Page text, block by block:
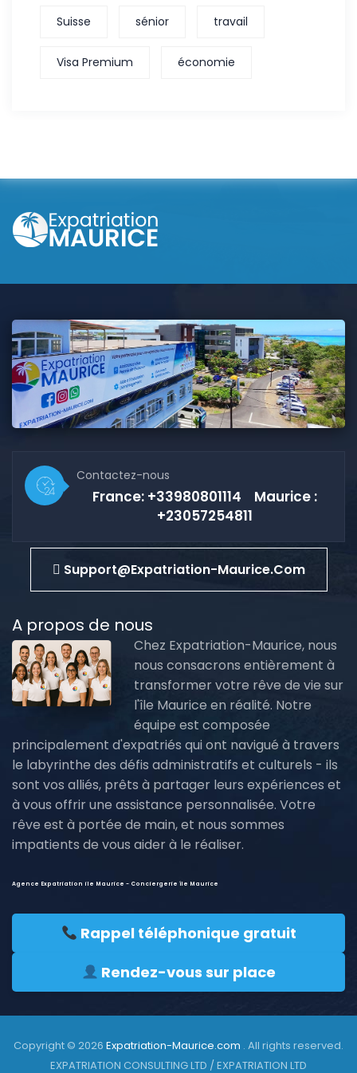
Suisse sénior travail
Visa Premium économie
Contactez-nous
France: +33980801114 Maurice :
+23057254811
Support@expatriation-Maurice.com
A propos de nous
Chez Expatriation-Maurice, nous
nous consacrons entièrement à
transformer votre rêve de vie sur
l'île Maurice en réalité. Notre
équipe est composée
principalement d'expatriés qui ont navigué à travers
le labyrinthe des défis administratifs et culturels - ils
sont vos alliés, prêts à partager leurs expériences et
à vous offrir une assistance personnalisée. Votre
rêve est à portée de main, et nous sommes
impatients de vous aider à le réaliser.
Agence Expatriation ile Maurice - Conciergerie île Maurice
Rappel téléphonique gratuit
Rendez-vous sur place
Copyright © 2026 Expatriation-Maurice.com . All rights reserved.
EXPATRIATION CONSULTING LTD / EXPATRIATION LTD